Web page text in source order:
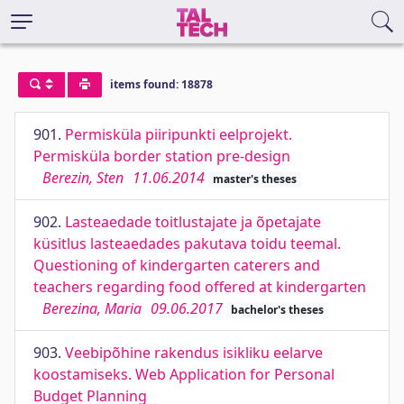
items found: 18878
901. Permisküla piiripunkti eelprojekt.
Permisküla border station pre-design
Berezin, Sten 11.06.2014 master's theses
902. Lasteaedade toitlustajate ja õpetajate
küsitlus lasteaedades pakutava toidu teemal.
Questioning of kindergarten caterers and
teachers regarding food offered at kindergarten
Berezina, Maria 09.06.2017 bachelor's theses
903. Veebipõhine rakendus isikliku eelarve
koostamiseks. Web Application for Personal
Budget Planning